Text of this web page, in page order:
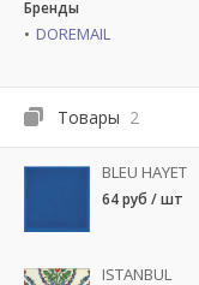
Бренды
DOREMAIL
Товары 2
BLEU HAYET
64 руб / шт
ISTANBUL